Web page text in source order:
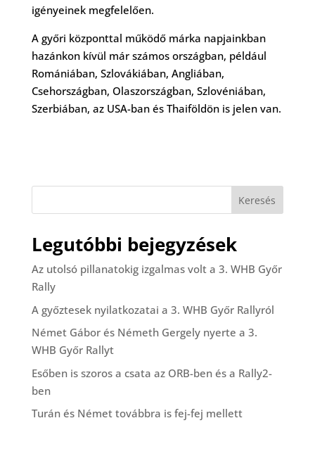
igényeinek megfelelően.
A győri központtal működő márka napjainkban
hazánkon kívül már számos országban, például
Romániában, Szlovákiában, Angliában,
Csehországban, Olaszországban, Szlovéniában,
Szerbiában, az USA-ban és Thaiföldön is jelen van.
Keresés
Legutóbbi bejegyzések
Az utolsó pillanatokig izgalmas volt a 3. WHB Győr
Rally
A győztesek nyilatkozatai a 3. WHB Győr Rallyról
Német Gábor és Németh Gergely nyerte a 3.
WHB Győr Rallyt
Esőben is szoros a csata az ORB-ben és a Rally2-
ben
Turán és Német továbbra is fej-fej mellett